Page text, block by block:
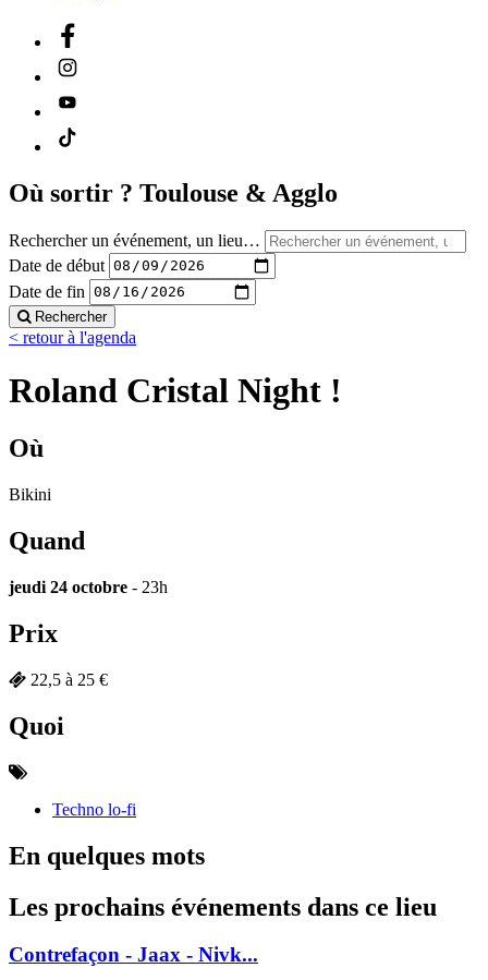
Où sortir ? Toulouse & Agglo
Rechercher un événement, un lieu…
Date de début
Date de fin
Rechercher
< retour à l'agenda
Roland Cristal Night !
Où
Bikini
Quand
jeudi 24 octobre - 23h
Prix
22,5 à 25 €
Quoi
Techno lo-fi
En quelques mots
Les prochains événements dans ce lieu
Contrefaçon - Jaax - Nivk...